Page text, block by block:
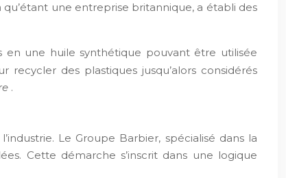
une entreprise britannique, a établi des
une huile synthétique pouvant être utilisée
des plastiques jusqu’alors considérés
.
Le Groupe Barbier, spécialisé dans la
Cette démarche s’inscrit dans une logique